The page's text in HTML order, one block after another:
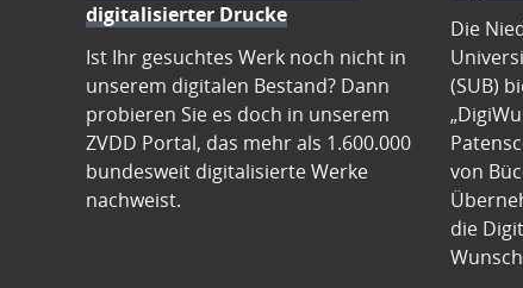
digitalisierter Drucke
Ist Ihr gesuchtes Werk noch nicht in
unserem digitalen Bestand? Dann
probieren Sie es doch in unserem
ZVDD Portal, das mehr als 1.600.000
bundesweit digitalisierte Werke
nachweist.
Die
(SUB)
von
die